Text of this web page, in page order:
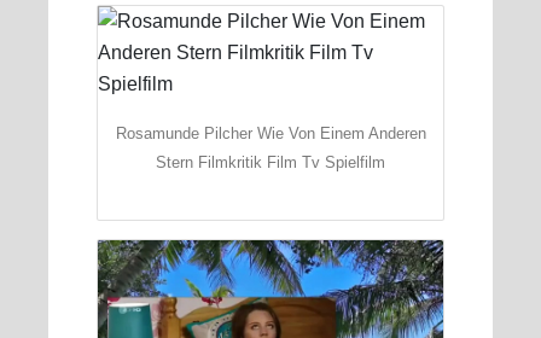
Rosamunde Pilcher Wie Von Einem Anderen
Stern Filmkritik Film Tv Spielfilm